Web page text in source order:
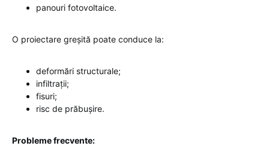
panouri fotovoltaice.
O proiectare greșită poate conduce la:
deformări structurale;
infiltrații;
fisuri;
risc de prăbușire.
Probleme frecvente: